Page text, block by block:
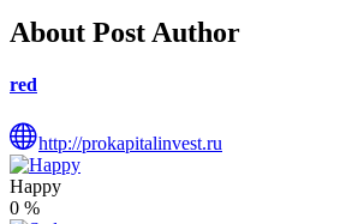
About Post Author
red
http://prokapitalinvest.ru
Happy
0 %